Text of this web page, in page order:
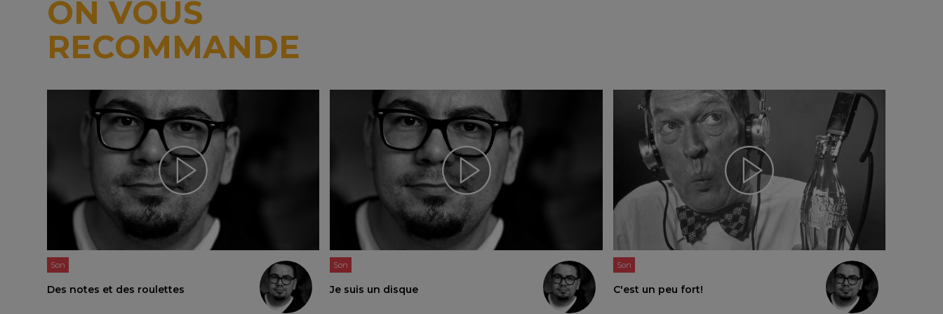
ON VOUS
RECOMMANDE
Son
Des notes et des roulettes
Son
Je suis un disque
Son
C'est un peu fort!